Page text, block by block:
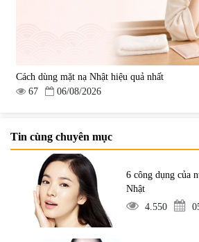
Cách dùng mặt nạ Nhật hiệu quả nhất
67
06/08/2026
Tin cùng chuyên mục
6 công dụng của
Nhật
4.550